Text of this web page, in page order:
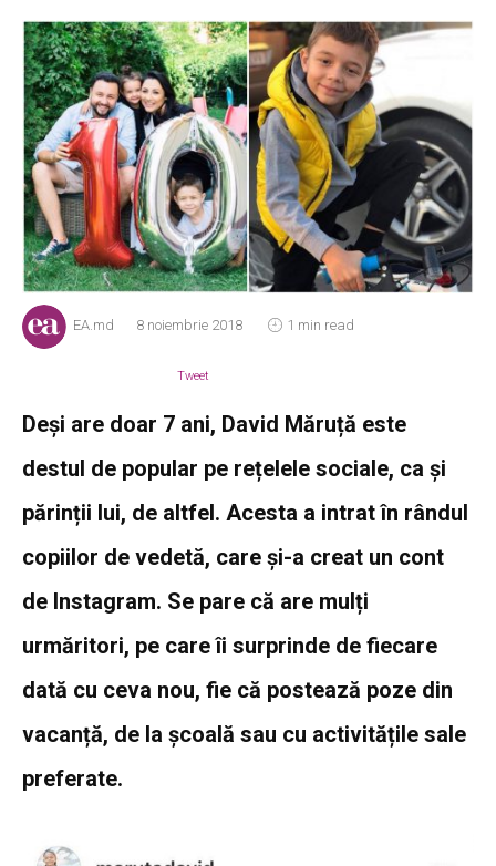
EA.md 8 noiembrie 2018 1 min read
Tweet
Deși are doar 7 ani, David Măruță este
destul de popular pe rețelele sociale, ca și
părinții lui, de altfel. Acesta a intrat în rândul
copiilor de vedetă, care și-a creat un cont
de Instagram. Se pare că are mulți
urmăritori, pe care îi surprinde de fiecare
dată cu ceva nou, fie că postează poze din
vacanță, de la școală sau cu activitățile sale
preferate.